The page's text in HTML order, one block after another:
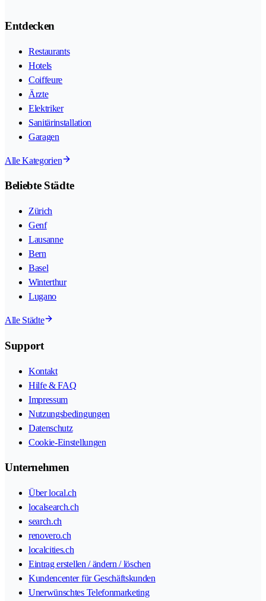
Entdecken
Restaurants
Hotels
Coiffeure
Ärzte
Elektriker
Sanitärinstallation
Garagen
Alle Kategorien
Beliebte Städte
Zürich
Genf
Lausanne
Bern
Basel
Winterthur
Lugano
Alle Städte
Support
Kontakt
Hilfe & FAQ
Impressum
Nutzungsbedingungen
Datenschutz
Cookie-Einstellungen
Unternehmen
Über local.ch
localsearch.ch
search.ch
renovero.ch
localcities.ch
Eintrag erstellen / ändern / löschen
Kundencenter für Geschäftskunden
Unerwünschtes Telefonmarketing